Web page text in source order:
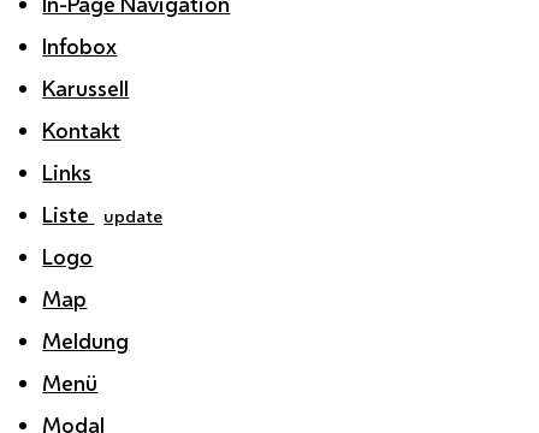
Infobox
Karussell
Kontakt
Links
Liste
update
Logo
Map
Meldung
Menü
Modal